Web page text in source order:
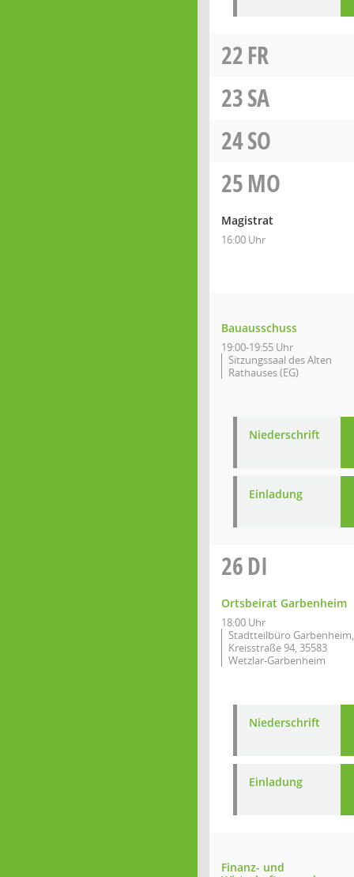
22FR
23SA
24SO
25MO
Magistrat
16:00 Uhr
Bauausschuss
19:00-19:55 Uhr
Sitzungssaal des Alten
Rathauses (EG)
Niederschrift
Einladung
26DI
Ortsbeirat Garbenheim
18:00 Uhr
Stadtteilbüro Garbenheim,
Kreisstraße 94, 35583
Wetzlar-Garbenheim
Niederschrift
Einladung
Finanz- und